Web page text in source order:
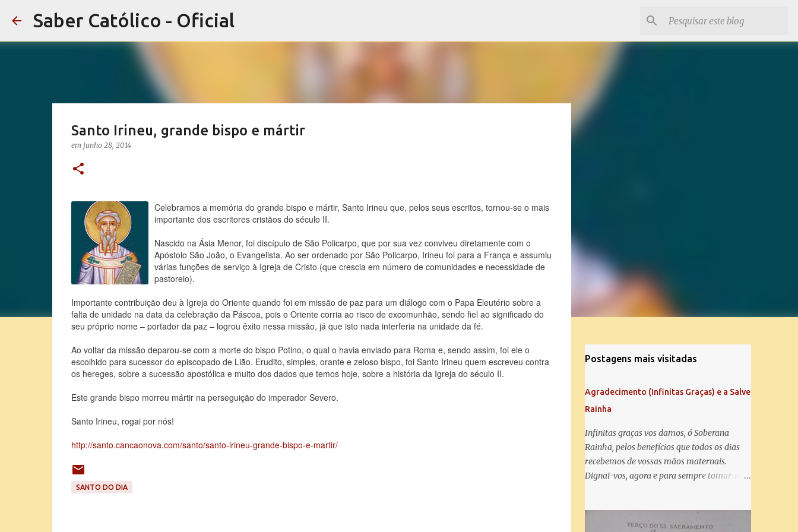
Saber Católico - Oficial
Santo Irineu, grande bispo e mártir
em junho 28, 2014
Celebramos a memória do grande bispo e mártir, Santo Irineu que, pelos seus escritos, tornou-se o mais
importante dos escritores cristãos do século II.
Nascido na Ásia Menor, foi discípulo de São Policarpo, que por sua vez conviveu diretamente com o
Apóstolo São João, o Evangelista. Ao ser ordenado por São Policarpo, Irineu foi para a França e assumiu
várias funções de serviço à Igreja de Cristo (que crescia em número de comunidades e necessidade de
pastoreio).
Importante contribuição deu à Igreja do Oriente quando foi em missão de paz para um diálogo com o Papa Eleutério sobre a
falta de unidade na data da celebração da Páscoa, pois o Oriente corria ao risco de excomunhão, sendo fiel ao significado do
seu próprio nome – portador da paz – logrou êxito nessa missão, já que isto nada interferia na unidade da fé.
Ao voltar da missão deparou-se com a morte do bispo Potino, o qual o havia enviado para Roma e, sendo assim, foi ele o
escolhido para sucessor do episcopado de Lião. Erudito, simples, orante e zeloso bispo, foi Santo Irineu quem escreveu contra
os hereges, sobre a sucessão apostólica e muito dos dados que temos hoje, sobre a história da Igreja do século II.
Este grande bispo morreu mártir na perseguição do imperador Severo.
Santo Irineu, rogai por nós!
http://santo.cancaonova.com/santo/santo-irineu-grande-bispo-e-martir/
SANTO DO DIA
Postagens mais visitadas
Agradecimento (Infinitas Graças) e a Salve
Rainha
Infinitas graças vos damos, ó Soberana
Rainha, pelos benefícios que todos os dias
recebemos de vossas mãos maternais.
Dignai-vos, agora e para sempre tomar-nos
Salve Rainha: Salve Rainha , Mãe de